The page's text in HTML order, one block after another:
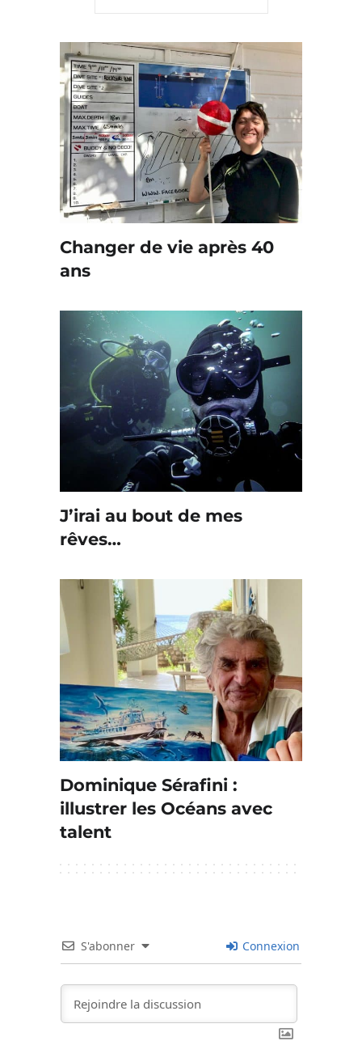
Changer de vie après 40
ans
J’irai au bout de mes
rêves…
Dominique Sérafini :
illustrer les Océans avec
talent
S'abonner Connexion